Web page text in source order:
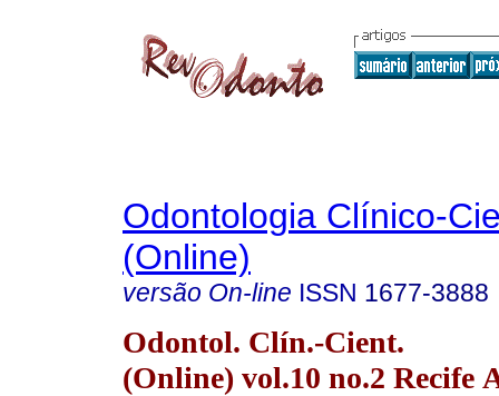
Odontologia Clínico-
(Online)
versão On-line ISSN 1677-3888
Odontol. Clín.-Cient.
(Online) vol.10 no.2 Recife